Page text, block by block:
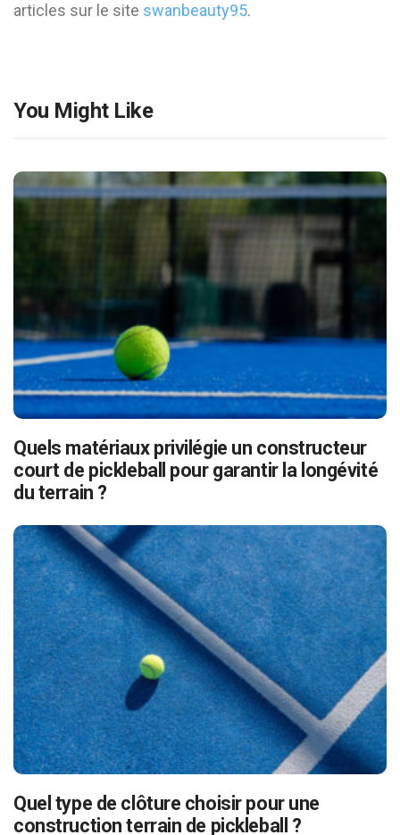
articles sur le site swanbeauty95.
You Might Like
Quels matériaux privilégie un constructeur
court de pickleball pour garantir la longévité
du terrain ?
Quel type de clôture choisir pour une
construction terrain de pickleball ?